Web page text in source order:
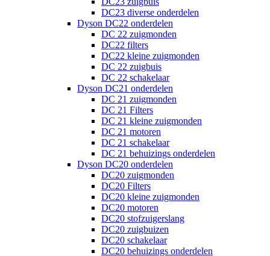
DC23 diverse onderdelen
Dyson DC22 onderdelen
DC 22 zuigmonden
DC22 filters
DC22 kleine zuigmonden
DC 22 zuigbuis
DC 22 schakelaar
Dyson DC21 onderdelen
DC 21 zuigmonden
DC 21 Filters
DC 21 kleine zuigmonden
DC 21 motoren
DC 21 schakelaar
DC 21 behuizings onderdelen
Dyson DC20 onderdelen
DC20 zuigmonden
DC20 Filters
DC20 kleine zuigmonden
DC20 motoren
DC20 stofzuigerslang
DC20 zuigbuizen
DC20 schakelaar
DC20 behuizings onderdelen